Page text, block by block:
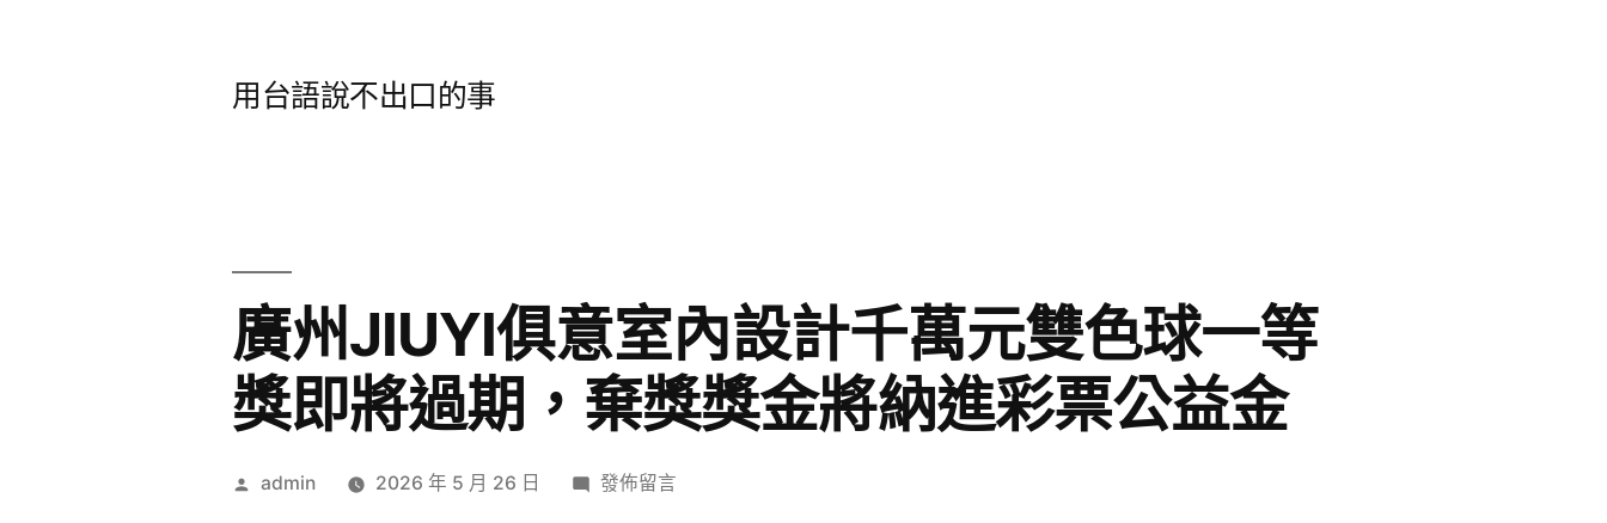
用台語說不出口的事
廣州JIUYI俱意室內設計千萬元雙色球一等
獎即將過期，棄獎獎金將納進彩票公益金
作
admin 2026 年 5 月 26 日
在
發佈留言